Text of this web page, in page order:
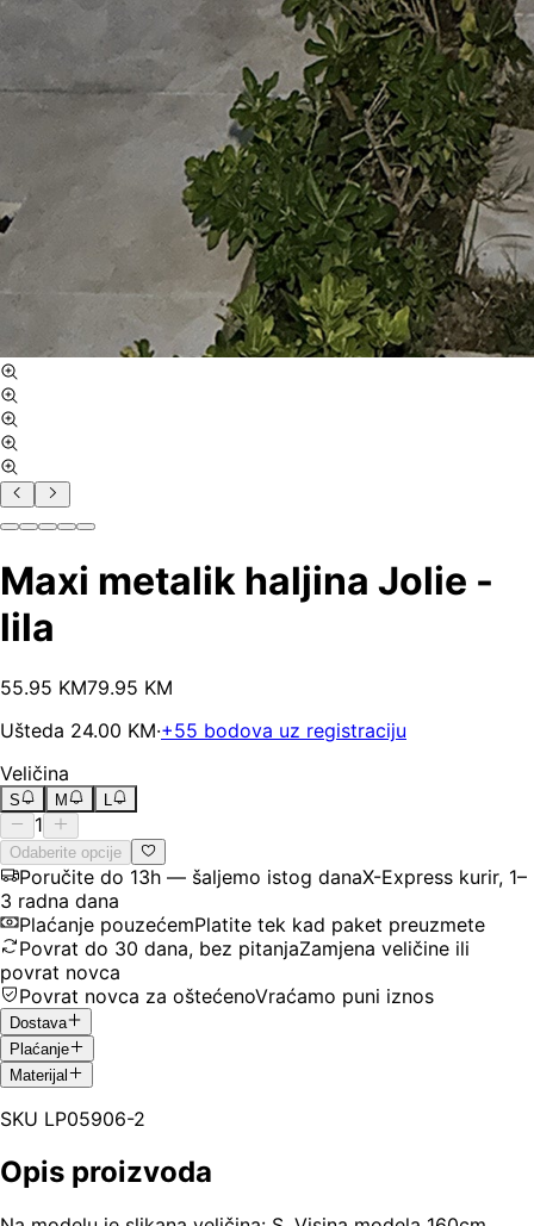
Maxi metalik haljina Jolie -
lila
55.95 KM79.95 KM
Ušteda 24.00 KM·+55 bodova uz registraciju
Veličina
S M L
1
Odaberite opcije
Poručite do 13h — šaljemo istog danaX-Express kurir, 1–
3 radna dana
Plaćanje pouzećemPlatite tek kad paket preuzmete
Povrat do 30 dana, bez pitanjaZamjena veličine ili
povrat novca
Povrat novca za oštećenoVraćamo puni iznos
Dostava
Plaćanje
Materijal
SKU LP05906-2
Opis proizvoda